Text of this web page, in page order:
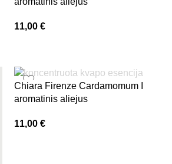
11,00 €
Chiara Firenze Cardamomum I
aromatinis aliejus
11,00 €